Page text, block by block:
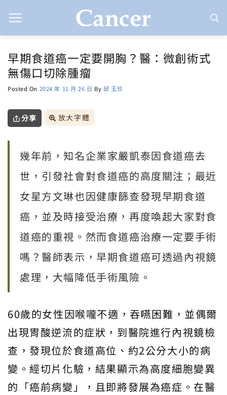
to
早期食道癌一定要開胸？醫：微創術式
無傷口切除腫瘤
Posted On 2024 年 11 月 26 日 By 邱 玉珍
分享 放大字體
幾年前，知名企業家嚴凱泰因食道癌去
世，引發社會對食道癌的高度關注；最近
女星方文琳也因健康篩查發現早期食道
癌，並及時接受治療，再度喚起大家對食
道癌的重視。然而食道癌治療一定要手術
嗎？醫師表示，早期食道癌可透過內視鏡
處理，大幅降低手術風險。
60歲的女性因喉嚨不適，吞嚥困難，並偶爾
出現胃酸逆流的症狀，到醫院進行內視鏡檢
查，發現位於食道高位、約2公分大小的病
變。經切片化驗，結果顯示為高度細胞變異
的「癌前病變」，且即將發展為癌症。在醫